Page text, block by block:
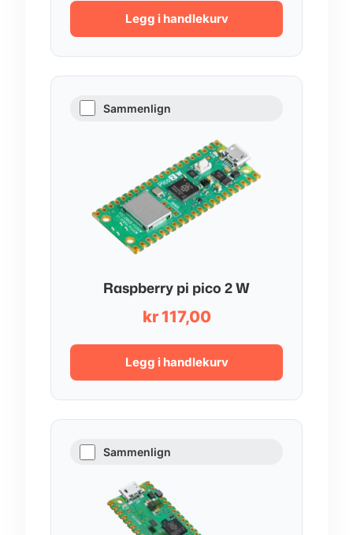
Legg i handlekurv
Sammenlign
Raspberry pi pico 2 W
kr117,00
Legg i handlekurv
Sammenlign